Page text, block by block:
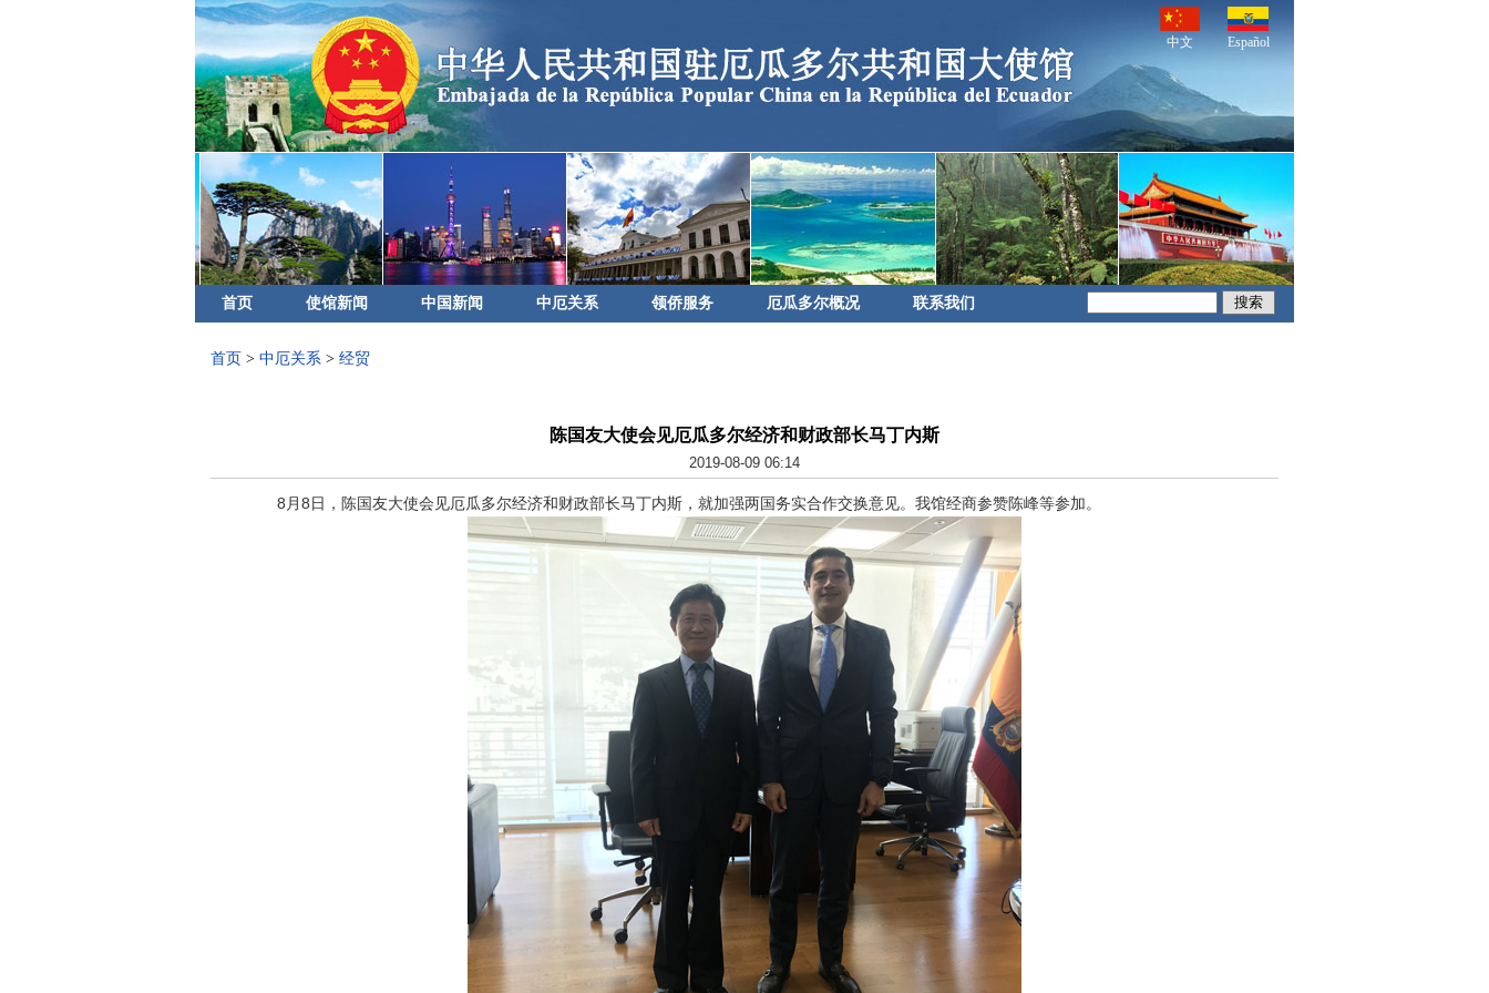
中文 Español
首页 使馆新闻 中国新闻 中厄关系 领侨服务 厄瓜多尔概况 联系我们
首页 > 中厄关系 > 经贸
陈国友大使会见厄瓜多尔经济和财政部长马丁内斯
2019-08-09 06:14
8月8日，陈国友大使会见厄瓜多尔经济和财政部长马丁内斯，就加强两国务实合作交换意见。我馆经商参赞陈峰等参加。